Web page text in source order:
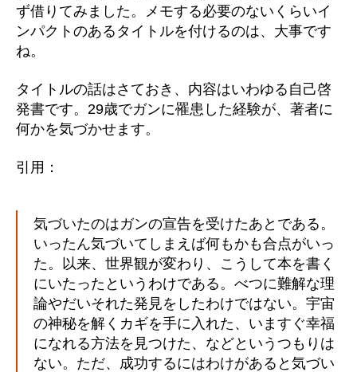
ず借りてみました。メモする必要のないくらいイ
ンパクトのあるタイトルを付けるのは、大事です
ね。
タイトルの話はさておき、内容はいわゆる自己啓
発書です。29歳でガンに罹患した経験が、著者に
何かを気づかせます。
引用：
気づいたのはガンの宣告を受けたあとである。
いったん気づいてしまえば何もかも合点がいっ
た。以来、世界観が変わり、こうして本を書く
にいたったというわけである。べつに難解な理
論やだいそれた発見をしたわけではない。宇宙
の神秘を解くカギを手に入れた、いますぐ幸福
になれる方法を見つけた、などというつもりは
ない。ただ、成功するにはわけがあると気づい